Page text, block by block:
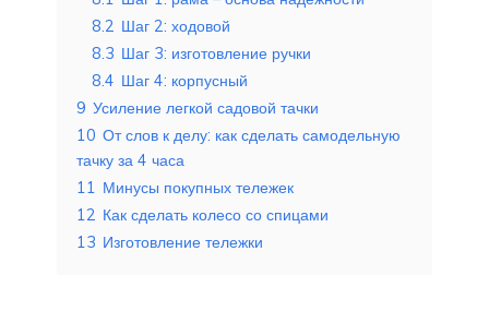
8.2 Шаг 2: ходовой
8.3 Шаг 3: изготовление ручки
8.4 Шаг 4: корпусный
9 Усиление легкой садовой тачки
10 От слов к делу: как сделать самодельную
тачку за 4 часа
11 Минусы покупных тележек
12 Как сделать колесо со спицами
13 Изготовление тележки